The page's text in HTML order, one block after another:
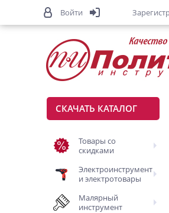
СКАЧАТЬ КАТАЛОГ
Товары со
скидками
Электроинструмент
и электротовары
Малярный
инструмент
Войти